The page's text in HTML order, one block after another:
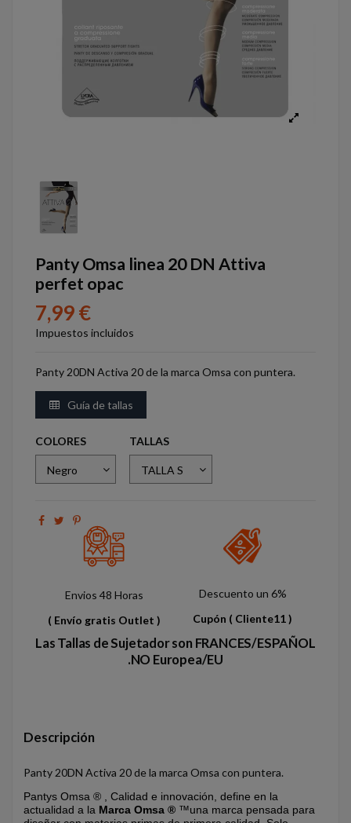
Panty Omsa linea 20 DN Attiva
perfet opac
7,99 €
Impuestos incluidos
Panty 20DN Activa 20 de la marca Omsa con puntera.
Guía de tallas
COLORES TALLAS
Envios 48 Horas
( Envío gratis Outlet )
Descuento un 6%
Cupón ( Cliente11 )
Las Tallas de Sujetador son FRANCES/ESPAÑOL
.NO Europea/EU
Descripción
Panty 20DN Activa 20 de la marca Omsa con puntera.
Pantys Omsa ® , Calidad e innovación, define en la
actualidad a la Marca Omsa ® ™una marca pensada para